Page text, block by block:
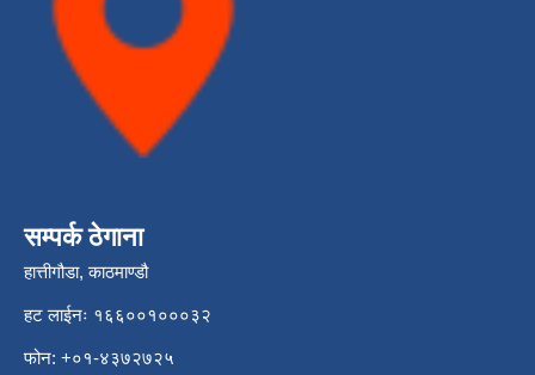
सम्पर्क ठेगाना
हात्तीगौडा, काठमाण्डौ
हट लाईनः १६६००१०००३२
फोन: +०१-४३७२७२५